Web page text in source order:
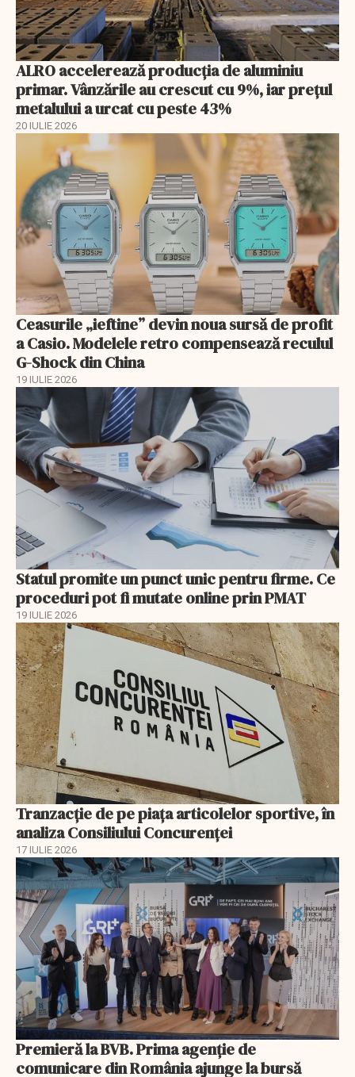
ALRO accelerează producția de aluminiu
primar. Vânzările au crescut cu 9%, iar prețul
metalului a urcat cu peste 43%
20 IULIE 2026
Ceasurile „ieftine” devin noua sursă de profit
a Casio. Modelele retro compensează reculul
G-Shock din China
19 IULIE 2026
Statul promite un punct unic pentru firme. Ce
proceduri pot fi mutate online prin PMAT
19 IULIE 2026
Tranzacție de pe piața articolelor sportive, în
analiza Consiliului Concurenţei
17 IULIE 2026
Premieră la BVB. Prima agenție de
comunicare din România ajunge la bursă